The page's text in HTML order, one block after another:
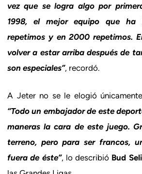
vez que se logra algo por
1998, el mejor equipo que ha
repetimos y en 2000 repetimos.
volver a estar arriba después de
son especiales”, recordó.
A Jeter no se le elogió
“Todo un embajador de este
maneras la cara de este juego.
terreno, pero para ser francos,
fuera de éste”, lo describió Bud